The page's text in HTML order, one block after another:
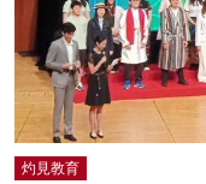
灼見教育